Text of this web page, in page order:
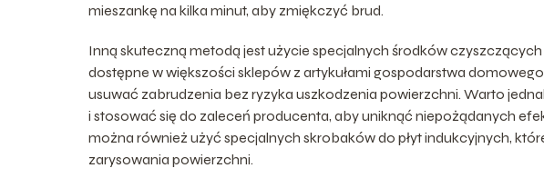
mieszankę na kilka minut, aby zmiękczyć brud.
Inną skuteczną metodą jest użycie specjalnych środków
dostępne w większości sklepów z artykułami gospodarstwa
usuwać zabrudzenia bez ryzyka uszkodzenia powierzchni. Warto
i stosować się do zaleceń producenta, aby uniknąć niepożądanych
można również użyć specjalnych skrobaków do płyt indukcyjnych,
zarysowania powierzchni.